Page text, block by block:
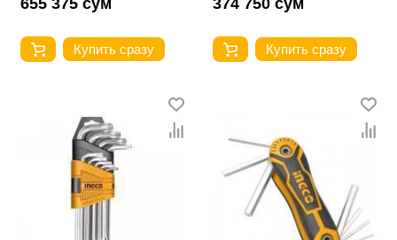
655 375 сум
Купить сразу
374 750 сум
Купить сразу